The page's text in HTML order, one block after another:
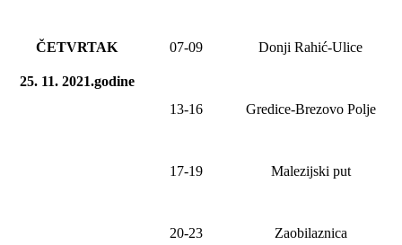
ČETVRTAK
25. 11. 2021.godine
07-09 Donji Rahić-Ulice
13-16 Gredice-Brezovo Polje
17-19 Malezijski put
20-23 Zaobilaznica